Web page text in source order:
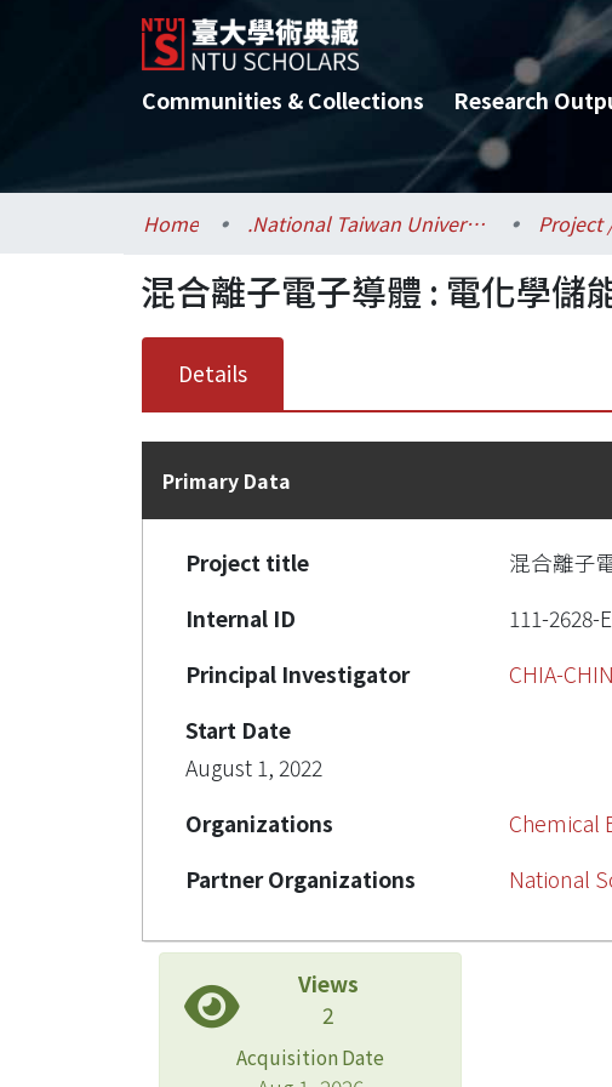
Communities & Collections Research
Home .National Taiwan University / 國立臺灣大學 Project
混合離子電子導體 : 電化學儲
Details
Primary Data
Project title
混合離子
Internal ID
111-2628-
Principal Investigator
CHIA-
Start Date
August 1, 2022
Organizations
Chemical
Partner Organizations
National
Views
2
Acquisition Date